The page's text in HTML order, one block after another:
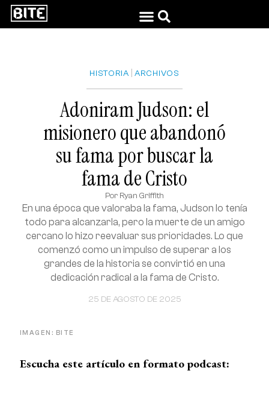
HISTORIA ARCHIVOS
Adoniram Judson: el
misionero que abandonó
su fama por buscar la
fama de Cristo
Por Ryan Griffith
25 DE AGOSTO DE 2025
En una época que valoraba la fama, Judson lo tenía
todo para alcanzarla, pero la muerte de un amigo
cercano lo hizo reevaluar sus prioridades. Lo que
comenzó como un impulso de superar a los
grandes de la historia se convirtió en una
dedicación radical a la fama de Cristo.
IMAGEN: BITE
Escucha este artículo en formato podcast: